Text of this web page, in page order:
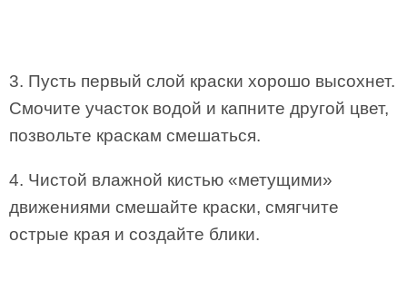
3. Пусть первый слой краски хорошо высохнет.
Смочите участок водой и капните другой цвет,
позвольте краскам смешаться.
4. Чистой влажной кистью «метущими»
движениями смешайте краски, смягчите
острые края и создайте блики.